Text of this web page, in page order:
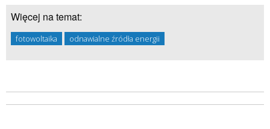
Więcej na temat:
fotowoltaika odnawialne źródła energii